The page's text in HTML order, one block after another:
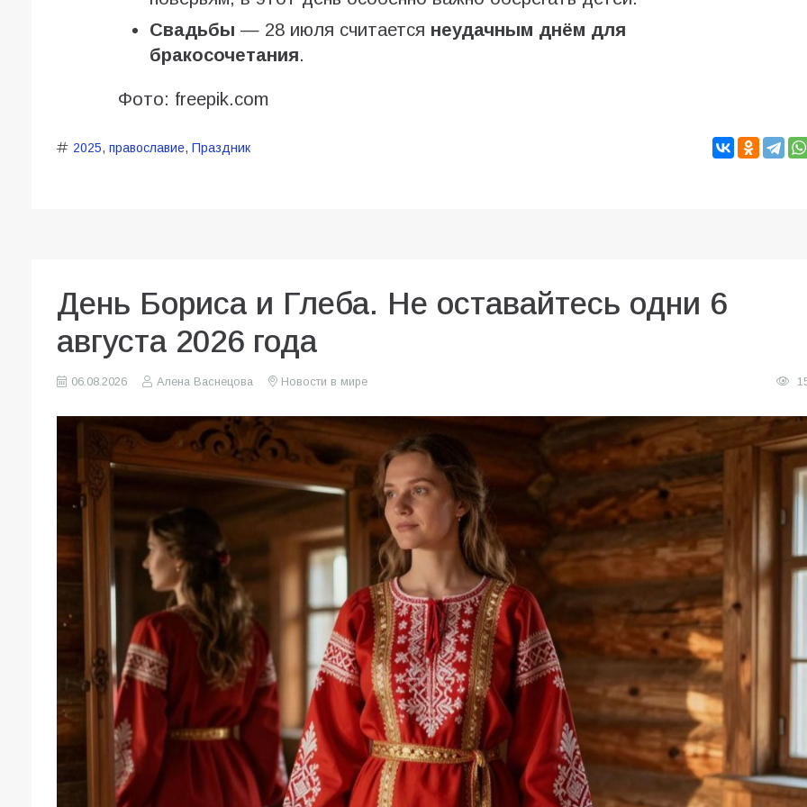
Свадьбы — 28 июля считается неудачным днём для
бракосочетания.
Фото: freepik.com
2025, православие, Праздник
День Бориса и Глеба. Не оставайтесь одни 6
августа 2026 года
06.08.2026 Алена Васнецова Новости в мире